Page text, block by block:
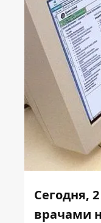
Сегодня,
врачами